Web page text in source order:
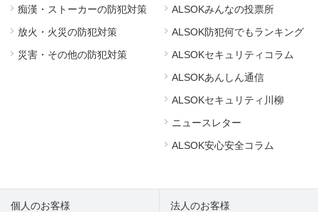
痴漢・ストーカーの防犯対策
放火・火災の防犯対策
災害・その他の防犯対策
ALSOKみんなの投票所
ALSOK防犯何でもランキング
ALSOKセキュリティコラム
ALSOKあんしん通信
ALSOKセキュリティ川柳
ニュースレター
ALSOK安心安全コラム
個人のお客様 法人のお客様